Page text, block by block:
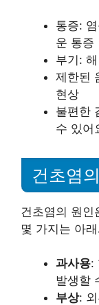
통증:
운 통증
부기:
제한된
현상
불편한
수 있어
건초염
건초염의 원인
몇 가지는 아
과사용:
발생할
부상: